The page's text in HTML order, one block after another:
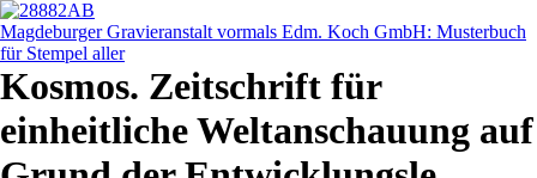
Magdeburger Gravieranstalt vormals Edm. Koch GmbH: Musterbuch
für Stempel aller
Kosmos. Zeitschrift für
einheitliche Weltanschauung auf